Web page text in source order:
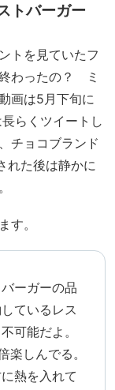
トバーガー
トを見ていたフ
わったの？ ミ
画は5月下旬に
らくツイートし
チョコブランド
れた後は静かに
す。
ーガーの品
ているレス
可能だよ。
楽しんでる。
熱を入れて